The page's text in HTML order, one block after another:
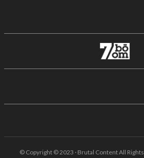
© Copyright © 2023 · Brutal Content All